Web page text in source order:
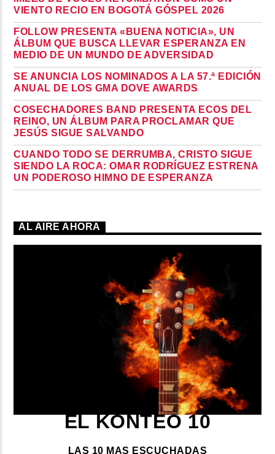
VIENTO RECIO EN BOGOTÁ GÓSPEL 2026
FOLLOW PRESENTA «BUENA NOTICIA», UN
ÁLBUM QUE BUSCA LLEVAR ESPERANZA EN
MEDIO DE UN MUNDO DE ADVERSIDAD
SE ANUNCIA LOS NOMINADOS A LA 57.ª EDICIÓN
ANUAL DE LOS GMA DOVE AWARDS
COSECHADORES BAND PRESENTA ECOS DEL
REINO, UN ÁLBUM PARA PROCLAMAR QUE
JESÚS SIGUE SALVANDO
CUANDO TODO SE DERRUMBA, CRISTO SIGUE
SIENDO LA ROCA: OMAR RODRÍGUEZ ESTRENA
UN PODEROSO HIMNO DE ESPERANZA
AL AIRE AHORA
EL KONTEO 10
LAS 10 MAS ESCUCHADAS